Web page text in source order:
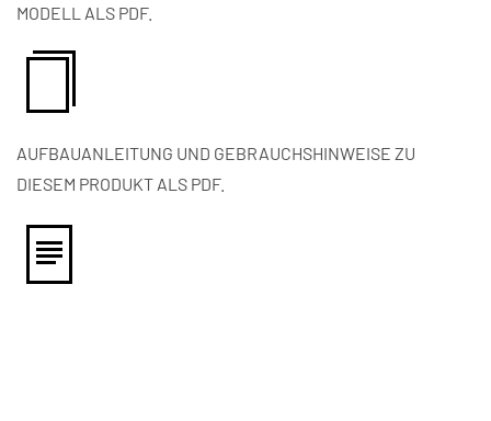
MODELL ALS PDF.
AUFBAUANLEITUNG UND GEBRAUCHSHINWEISE ZU
DIESEM PRODUKT ALS PDF.